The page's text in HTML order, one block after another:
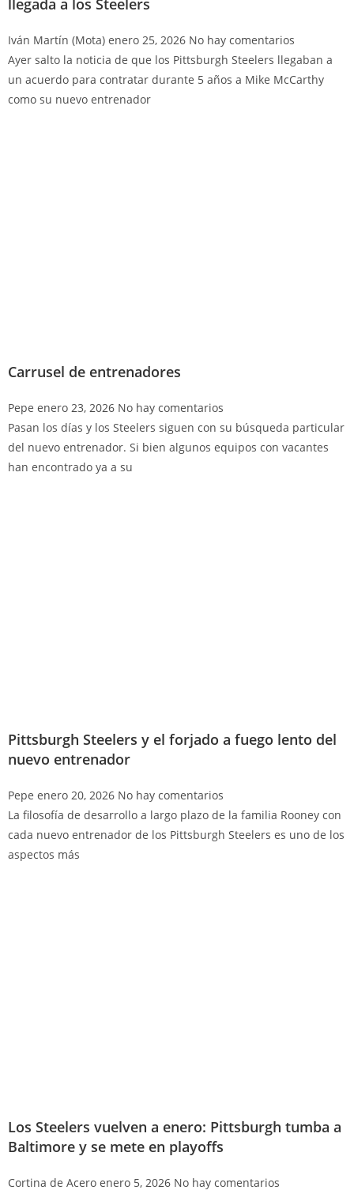
llegada a los Steelers
Iván Martín (Mota) enero 25, 2026 No hay comentarios
Ayer salto la noticia de que los Pittsburgh Steelers llegaban a
un acuerdo para contratar durante 5 años a Mike McCarthy
como su nuevo entrenador
Carrusel de entrenadores
Pepe enero 23, 2026 No hay comentarios
Pasan los días y los Steelers siguen con su búsqueda particular
del nuevo entrenador. Si bien algunos equipos con vacantes
han encontrado ya a su
Pittsburgh Steelers y el forjado a fuego lento del
nuevo entrenador
Pepe enero 20, 2026 No hay comentarios
La filosofía de desarrollo a largo plazo de la familia Rooney con
cada nuevo entrenador de los Pittsburgh Steelers es uno de los
aspectos más
Los Steelers vuelven a enero: Pittsburgh tumba a
Baltimore y se mete en playoffs
Cortina de Acero enero 5, 2026 No hay comentarios